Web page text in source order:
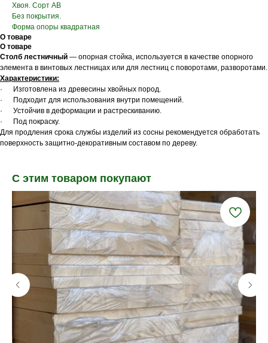
Хвоя. Сорт АВ
Без покрытия.
Форма опоры квадратная
О товаре
О товаре
Столб лестничный — опорная стойка, используется в качестве опорного
элемента в винтовых лестницах или для лестниц с поворотами, разворотами.
Характеристики:
· Изготовлена из древесины хвойных пород.
· Подходит для использования внутри помещений.
· Устойчив в деформации и растрескиванию.
· Под покраску.
Для продления срока службы изделий из сосны рекомендуется обработать
поверхность защитно-декоративным составом по дереву.
С этим товаром покупают